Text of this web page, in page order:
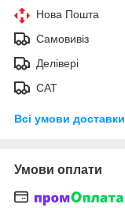
Нова Пошта
Самовивіз
Делівері
САТ
Всі умови доставки
Умови оплати